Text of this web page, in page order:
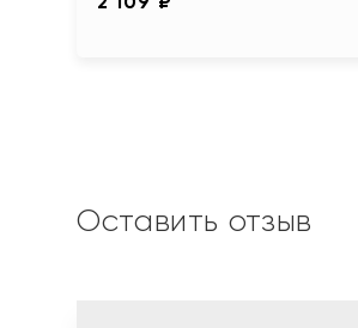
Оставить отзыв